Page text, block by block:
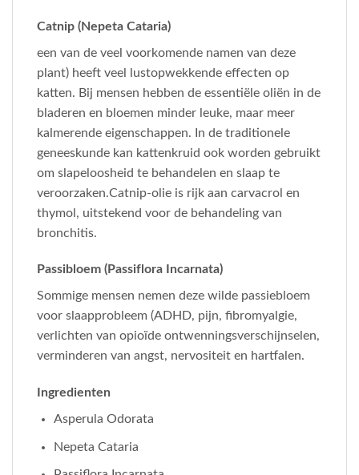
Catnip (Nepeta Cataria)
een van de veel voorkomende namen van deze
plant) heeft veel lustopwekkende effecten op
katten. Bij mensen hebben de essentiële oliën in de
bladeren en bloemen minder leuke, maar meer
kalmerende eigenschappen. In de traditionele
geneeskunde kan kattenkruid ook worden gebruikt
om slapeloosheid te behandelen en slaap te
veroorzaken.Catnip-olie is rijk aan carvacrol en
thymol, uitstekend voor de behandeling van
bronchitis.
Passibloem (Passiflora Incarnata)
Sommige mensen nemen deze wilde passiebloem
voor slaapprobleem (ADHD, pijn, fibromyalgie,
verlichten van opioïde ontwenningsverschijnselen,
verminderen van angst, nervositeit en hartfalen.
Ingredienten
Asperula Odorata
Nepeta Cataria